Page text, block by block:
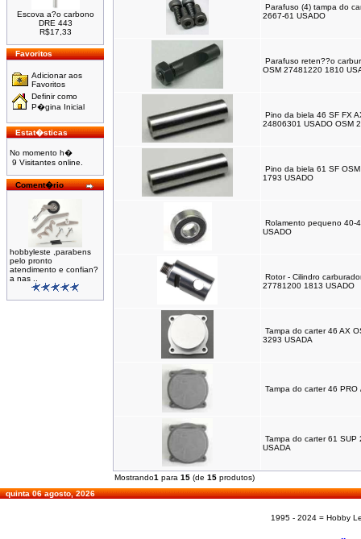
Escova a?o carbono
DRE 443
R$17,33
Favoritos
Adicionar aos
Favoritos
Definir como
P�gina Inicial
Estat�sticas
No momento h�
9 Visitantes online.
Coment�rio
hobbyleste ,parabens
pelo pronto
atendimento e confian?
a nas ..
Parafuso (4) tampa do
2667-61 USADO
Parafuso reten??o
OSM 27481220 1810
Pino da biela 46 SF FX
24806301 USADO OSM
Pino da biela 61 SF
1793 USADO
Rolamento pequeno 40-
USADO
Rotor - Cilindro
27781200 1813 USADO
Tampa do carter 46 AX
3293 USADA
Tampa do carter 46 PRO
Tampa do carter 61
USADA
Mostrando1 para 15 (de 15 produtos)
quinta 06 agosto, 2026
1995 - 2024 = Hobby